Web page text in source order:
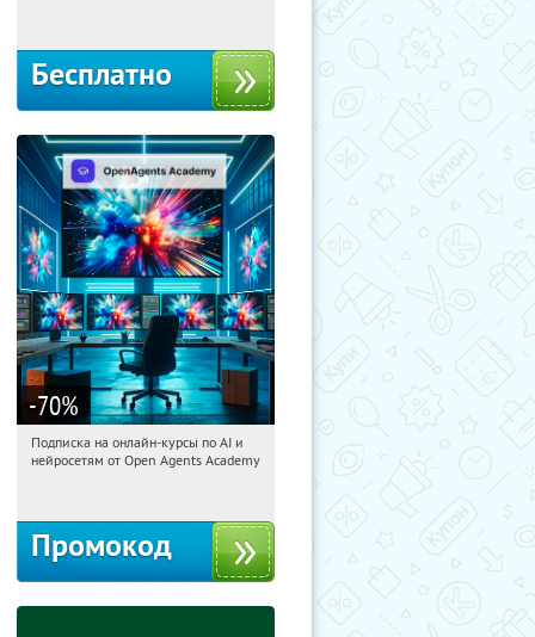
Бесплатно
-70%
00:31:24 Получили:
Подписка на онлайн-курсы по AI и
нейросетям от Open Agents Academy
Промокод